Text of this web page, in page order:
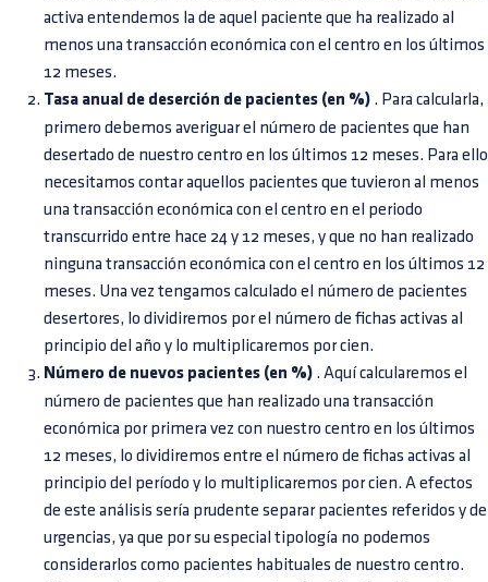
activa entendemos la de aquel paciente que ha realizado al
menos una transacción económica con el centro en los últimos
12 meses.
Tasa anual de deserción de pacientes (en %) . Para calcularla,
primero debemos averiguar el número de pacientes que han
desertado de nuestro centro en los últimos 12 meses. Para ello
necesitamos contar aquellos pacientes que tuvieron al menos
una transacción económica con el centro en el periodo
transcurrido entre hace 24 y 12 meses, y que no han realizado
ninguna transacción económica con el centro en los últimos 12
meses. Una vez tengamos calculado el número de pacientes
desertores, lo dividiremos por el número de fichas activas al
principio del año y lo multiplicaremos por cien.
Número de nuevos pacientes (en %) . Aquí calcularemos el
número de pacientes que han realizado una transacción
económica por primera vez con nuestro centro en los últimos
12 meses, lo dividiremos entre el número de fichas activas al
principio del período y lo multiplicaremos por cien. A efectos
de este análisis sería prudente separar pacientes referidos y de
urgencias, ya que por su especial tipología no podemos
considerarlos como pacientes habituales de nuestro centro.